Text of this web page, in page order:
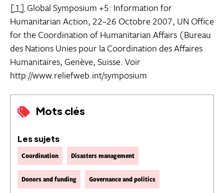
Mots clés
Les sujets
Coordination Disasters management
Donors and funding Governance and politics
[1] Global Symposium +5: Information for
Humanitarian Action, 22–26 Octobre 2007, UN Office
for the Coordination of Humanitarian Affairs (Bureau
des Nations Unies pour la Coordination des Affaires
Humanitaires, Genève, Suisse. Voir
http://www.reliefweb.int/symposium